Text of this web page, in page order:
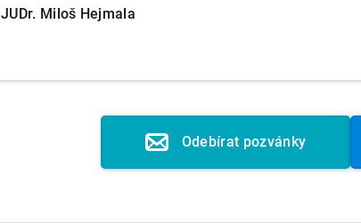
JUDr. Miloš Hejmala
Odebírat pozvánky